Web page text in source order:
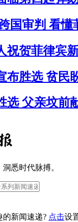
国审判 看懂
祝贺菲律宾
布胜选 贫民
选 父亲坟前
悉时代脉搏。
的新闻速递? 点击设